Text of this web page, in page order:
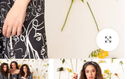
بزرگنمایی تصویر